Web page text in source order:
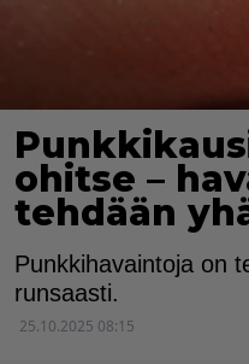
ohitse –
tehdään
Punkkihavaintoja on
runsaasti.
25.10.2025 08:15